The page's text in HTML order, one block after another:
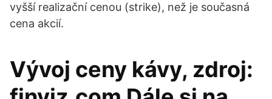
vyšší realizační cenou (strike), než je současná
cena akcií.
Vývoj ceny kávy, zdroj: